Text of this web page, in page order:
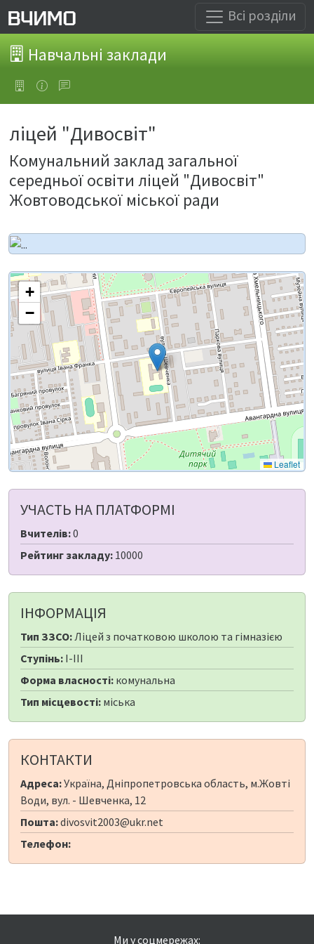
Всі розділи
Навчальні заклади
ліцей "Дивосвіт"
Комунальний заклад загальної
середньої освіти ліцей "Дивосвіт"
Жовтоводської міської ради
+
−
Leaflet
УЧАСТЬ НА ПЛАТФОРМІ
Вчителів:0
Рейтинг закладу: 10000
ІНФОРМАЦІЯ
Тип ЗЗСО:Ліцей з початковою школою та гімназією
Ступінь: I-III
Форма власності: комунальна
Тип місцевості: міська
КОНТАКТИ
Адреса:Україна, Дніпропетровська область, м.Жовті
Води, вул. - Шевченка, 12
Пошта:divosvit2003@ukr.net
Телефон:
Ми у соцмережах: